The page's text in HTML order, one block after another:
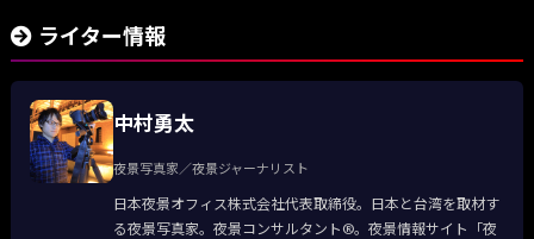
ライター情報
中村勇太
夜景写真家／夜景ジャーナリスト
日本夜景オフィス株式会社代表取締役。日本と台湾を取材す
る夜景写真家。夜景コンサルタント®。夜景情報サイト「夜